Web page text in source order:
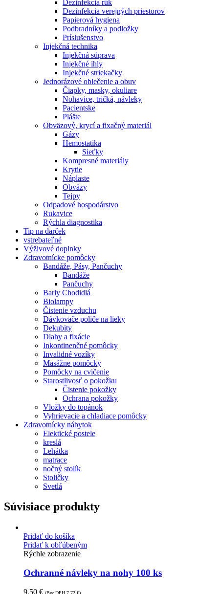
Dezinfekcia rúk
Dezinfekcia verejných priestorov
Papierová hygiena
Podbradníky a podložky
Príslušenstvo
Injekčná technika
Injekčná súprava
Injekčné ihly
Injekčné striekačky
Jednorázové oblečenie a obuv
Čiapky, masky, okuliare
Nohavice, tričká, návleky
Pacientske
Plášte
Obväzový, krycí a fixačný materiál
Gázy
Hemostatika
Sieťky
Kompresné materiály
Krytie
Náplaste
Obväzy
Tejpy
Odpadové hospodárstvo
Rukavice
Rýchla diagnostika
Tip na darček
vstrebateľné
Výživové doplnky
Zdravotnícke pomôcky
Bandáže, Pásy, Pančuchy
Bandáže
Pančuchy
Barly Chodidlá
Biolampy
Čistenie vzduchu
Dávkovače poliče na lieky
Dekubity
Dlahy a fixácie
Inkontinenčné pomôcky
Invalidné vozíky
Masážne pomôcky
Pomôcky na cvičenie
Starostlivosť o pokožku
Čistenie pokožky
Ochrana pokožky
Vložky do topánok
Vyhrievacie a chladiace pomôcky
Zdravotnícky nábytok
Elektické postele
kreslá
Lehátka
matrace
nočný stolík
Stoličky
Svetlá
Súvisiace produkty
Pridať do košíka
Pridať k obľúbeným
Rýchle zobrazenie
Ochranné návleky na nohy 100 ks
9.50 € (Bez DPH 7.72 €)